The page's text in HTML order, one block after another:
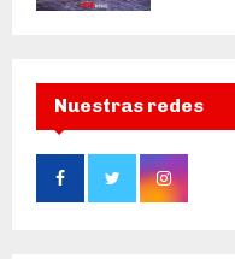
Nuestras redes